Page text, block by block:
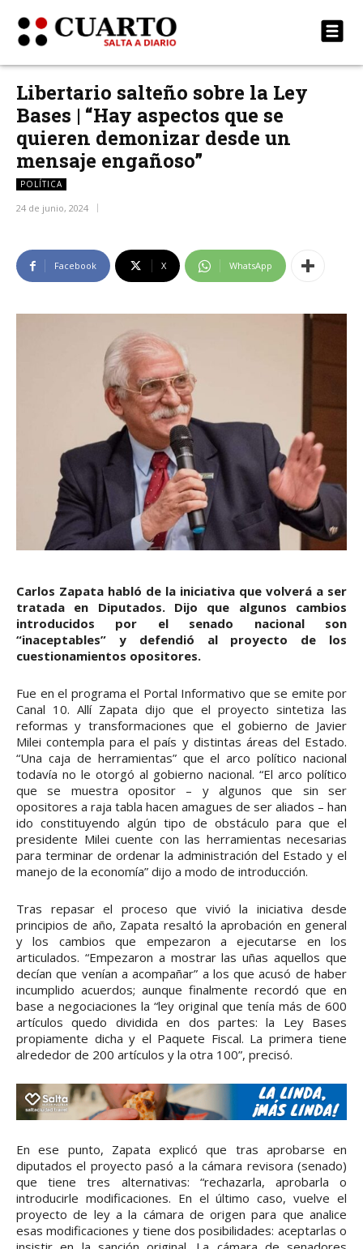
Libertario salteño sobre la Ley
Bases | “Hay aspectos que se
quieren demonizar desde un
mensaje engañoso”
POLÍTICA
24 de junio, 2024
Facebook X WhatsApp
Carlos Zapata habló de la iniciativa que volverá a ser
tratada en Diputados. Dijo que algunos cambios
introducidos por el senado nacional son
“inaceptables” y defendió al proyecto de los
cuestionamientos opositores.
Fue en el programa el Portal Informativo que se emite por
Canal 10. Allí Zapata dijo que el proyecto sintetiza las
reformas y transformaciones que el gobierno de Javier
Milei contempla para el país y distintas áreas del Estado.
“Una caja de herramientas” que el arco político nacional
todavía no le otorgó al gobierno nacional. “El arco político
que se muestra opositor – y algunos que sin ser
opositores a raja tabla hacen amagues de ser aliados – han
ido constituyendo algún tipo de obstáculo para que el
presidente Milei cuente con las herramientas necesarias
para terminar de ordenar la administración del Estado y el
manejo de la economía” dijo a modo de introducción.
Tras repasar el proceso que vivió la iniciativa desde
principios de año, Zapata resaltó la aprobación en general
y los cambios que empezaron a ejecutarse en los
articulados. “Empezaron a mostrar las uñas aquellos que
decían que venían a acompañar” a los que acusó de haber
incumplido acuerdos; aunque finalmente recordó que en
base a negociaciones la “ley original que tenía más de 600
artículos quedo dividida en dos partes: la Ley Bases
propiamente dicha y el Paquete Fiscal. La primera tiene
alrededor de 200 artículos y la otra 100”, precisó.
En ese punto, Zapata explicó que tras aprobarse en
diputados el proyecto pasó a la cámara revisora (senado)
que tiene tres alternativas: “rechazarla, aprobarla o
introducirle modificaciones. En el último caso, vuelve el
proyecto de ley a la cámara de origen para que analice
esas modificaciones y tiene dos posibilidades: aceptarlas o